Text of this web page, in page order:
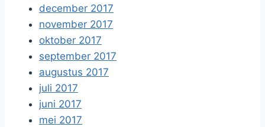
december 2017
november 2017
oktober 2017
september 2017
augustus 2017
juli 2017
juni 2017
mei 2017